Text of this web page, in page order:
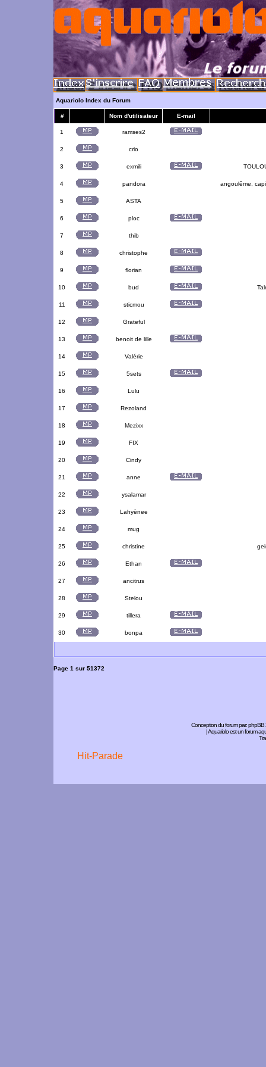
Aquariolo Index du Forum
# Nom d'utilisateur E-mail
1 ramses2
2 crio
3 exmili
4 pandora angoulême,
5 ASTA
6 ploc
7 thib
8 christophe
9 florian
10 bud
11 sticmou
12 Grateful
13 benoit de lille
14 Valérie
15 5sets
16 Lulu
17 Rezoland
18 Mezixx
19 FIX
20 Cindy
21 anne
22 ysalamar
23 Lahyènee
24 mug
25 christine
26 Ethan
27 ancitrus
28 Stelou
29 tillera
30 bonpa
Page 1 sur 51372
Conception du forum par:phpBB
| Aquariolo est un forum